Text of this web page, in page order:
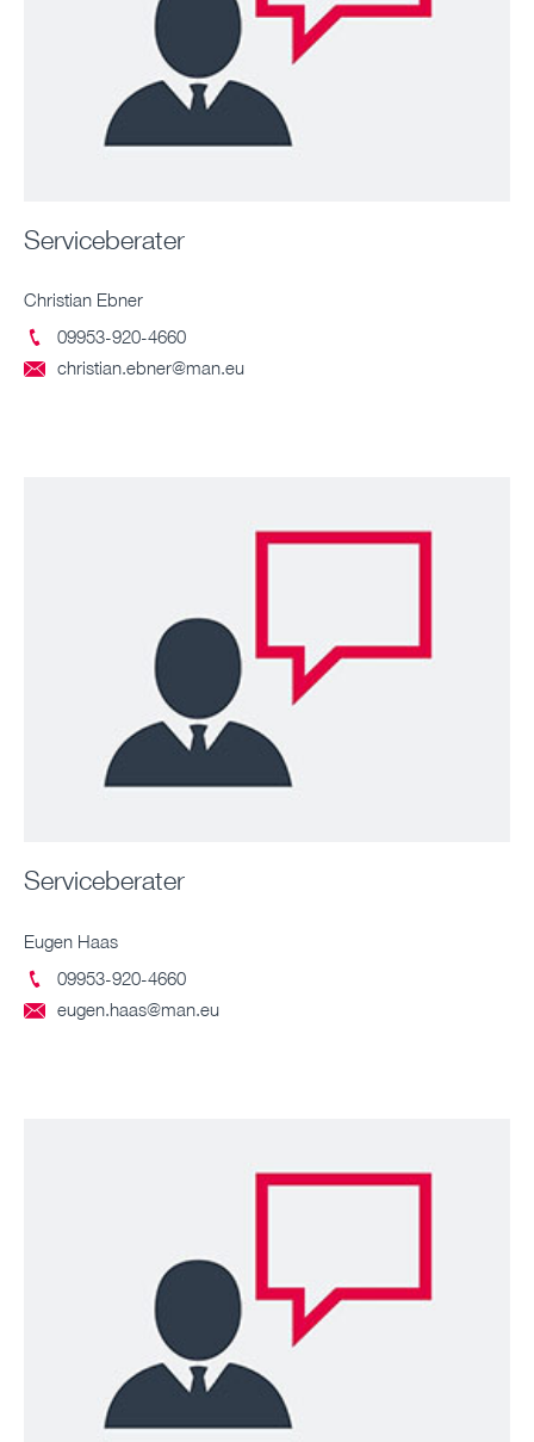
Serviceberater
Christian Ebner

09953-920-4660
 christian.ebner@man.eu
Serviceberater
Eugen Haas

09953-920-4660
 eugen.haas@man.eu